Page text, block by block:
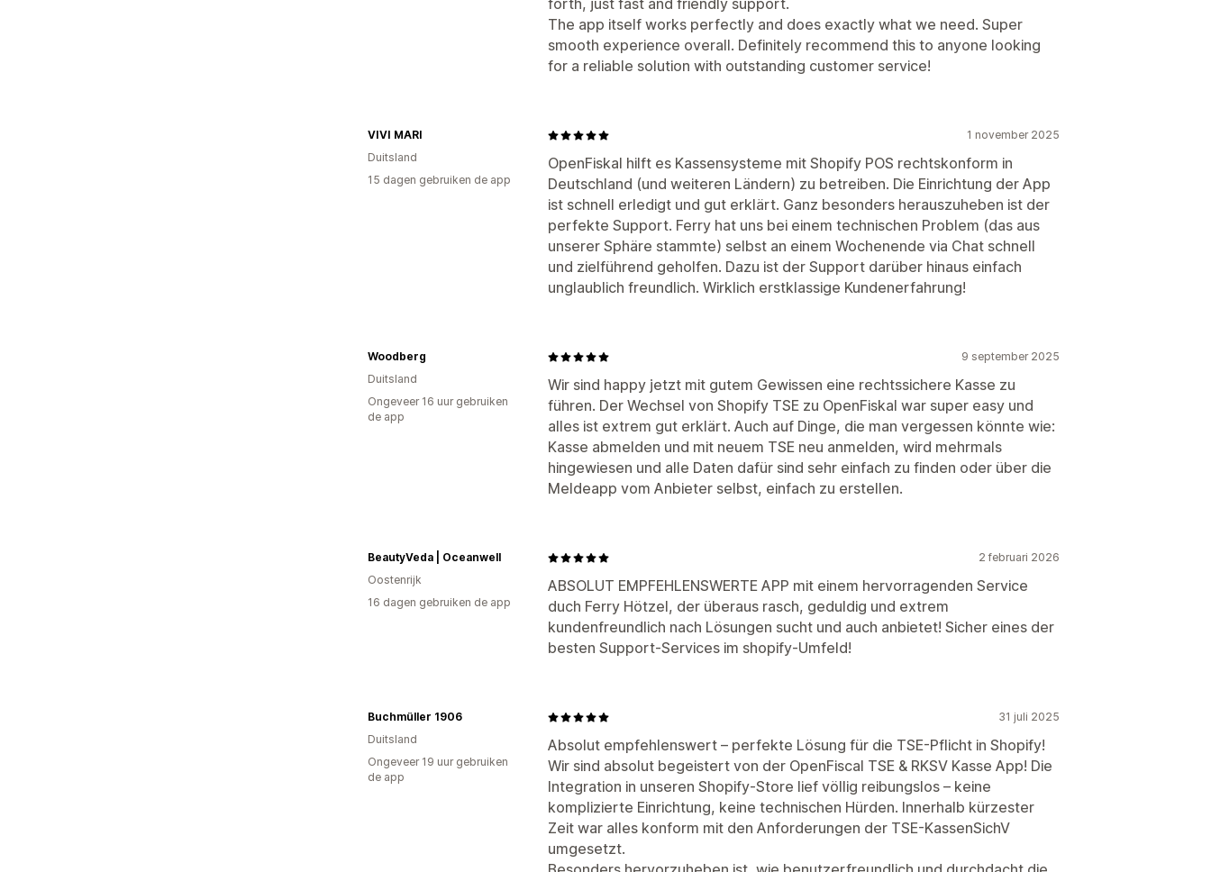
forth, just fast and friendly support.
The app itself works perfectly and does exactly what we need. Super
smooth experience overall. Definitely recommend this to anyone looking
for a reliable solution with outstanding customer service!
1 november 2025
OpenFiskal hilft es Kassensysteme mit Shopify POS rechtskonform in
Deutschland (und weiteren Ländern) zu betreiben. Die Einrichtung der App
ist schnell erledigt und gut erklärt. Ganz besonders herauszuheben ist der
perfekte Support. Ferry hat uns bei einem technischen Problem (das aus
unserer Sphäre stammte) selbst an einem Wochenende via Chat schnell
und zielführend geholfen. Dazu ist der Support darüber hinaus einfach
unglaublich freundlich. Wirklich erstklassige Kundenerfahrung!
VIVI MARI
Duitsland
15 dagen gebruiken de app
9 september 2025
Wir sind happy jetzt mit gutem Gewissen eine rechtssichere Kasse zu
führen. Der Wechsel von Shopify TSE zu OpenFiskal war super easy und
alles ist extrem gut erklärt. Auch auf Dinge, die man vergessen könnte wie:
Kasse abmelden und mit neuem TSE neu anmelden, wird mehrmals
hingewiesen und alle Daten dafür sind sehr einfach zu finden oder über die
Meldeapp vom Anbieter selbst, einfach zu erstellen.
Woodberg
Duitsland
Ongeveer 16 uur gebruiken
de app
2 februari 2026
ABSOLUT EMPFEHLENSWERTE APP mit einem hervorragenden Service
duch Ferry Hötzel, der überaus rasch, geduldig und extrem
kundenfreundlich nach Lösungen sucht und auch anbietet! Sicher eines der
besten Support-Services im shopify-Umfeld!
BeautyVeda | Oceanwell
Oostenrijk
16 dagen gebruiken de app
31 juli 2025
Absolut empfehlenswert – perfekte Lösung für die TSE-Pflicht in Shopify!
Wir sind absolut begeistert von der OpenFiscal TSE & RKSV Kasse App! Die
Integration in unseren Shopify-Store lief völlig reibungslos – keine
komplizierte Einrichtung, keine technischen Hürden. Innerhalb kürzester
Zeit war alles konform mit den Anforderungen der TSE-KassenSichV
umgesetzt.
Buchmüller 1906
Duitsland
Ongeveer 19 uur gebruiken
de app